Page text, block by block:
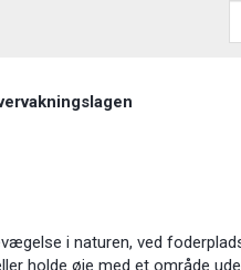
i naturen, ved
holde øje med et område